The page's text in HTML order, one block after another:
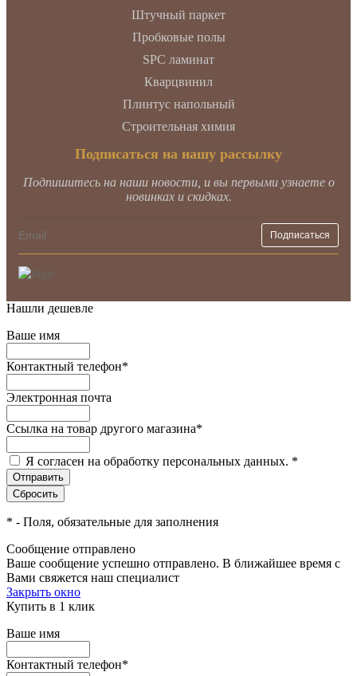
Штучный паркет
Пробковые полы
SPC ламинат
Кварцвинил
Плинтус напольный
Строительная химия
Подписаться на нашу рассылку
Подпишитесь на наши новости, и вы первыми узнаете о
новинках и скидках.
Нашли дешевле
Ваше имя
Контактный телефон*
Электронная почта
Ссылка на товар другого магазина*
Я согласен на обработку персональных данных. *
* - Поля, обязательные для заполнения
Сообщение отправлено
Ваше сообщение успешно отправлено. В ближайшее время с
Вами свяжется наш специалист
Закрыть окно
Купить в 1 клик
Ваше имя
Контактный телефон*